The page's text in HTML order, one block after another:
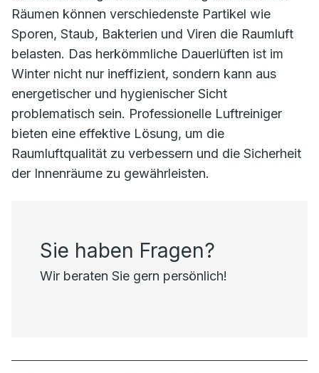
Räumen können verschiedenste Partikel wie
Sporen, Staub, Bakterien und Viren die Raumluft
belasten. Das herkömmliche Dauerlüften ist im
Winter nicht nur ineffizient, sondern kann aus
energetischer und hygienischer Sicht
problematisch sein. Professionelle Luftreiniger
bieten eine effektive Lösung, um die
Raumluftqualität zu verbessern und die Sicherheit
der Innenräume zu gewährleisten.
Sie haben Fragen?
Wir beraten Sie gern persönlich!